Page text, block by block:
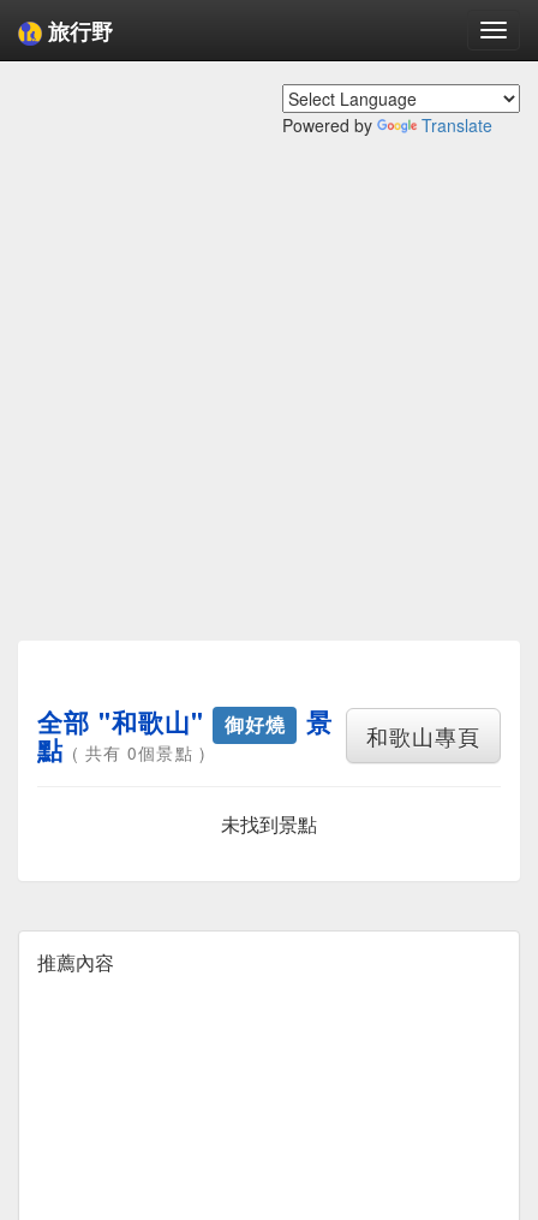
旅行野
Powered by Translate
和歌山專頁
全部 "和歌山" 御好燒 景
點 ( 共有 0個景點 )
未找到景點
推薦內容